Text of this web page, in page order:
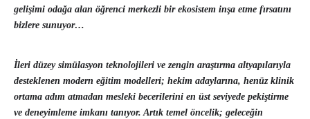
gelişimi odağa alan öğrenci merkezli bir ekosistem inşa etme fırsatını
bizlere sunuyor…
İleri düzey simülasyon teknolojileri ve zengin araştırma altyapılarıyla
desteklenen modern eğitim modelleri; hekim adaylarına, henüz klinik
ortama adım atmadan mesleki becerilerini en üst seviyede pekiştirme
ve deneyimleme imkanı tanıyor. Artık temel öncelik; geleceğin